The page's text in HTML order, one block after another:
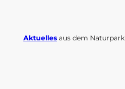
Aktuelles aus dem Naturpark